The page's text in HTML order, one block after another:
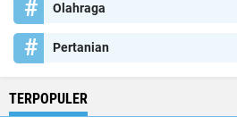
Olahraga
Pertanian
TERPOPULER